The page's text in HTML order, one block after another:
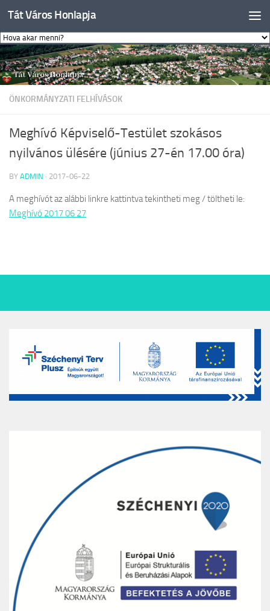
Skip to content
Tát Város Honlapja
ÖNKORMÁNYZATI FELHÍVÁSOK
Meghívó Képviselő-Testület szokásos
nyilvános ülésére (június 27-én 17.00 óra)
BY ADMIN · 2017-06-22
A meghívót az alábbi linkre kattintva tekintheti meg / töltheti le:
Meghívó 2017 06 27